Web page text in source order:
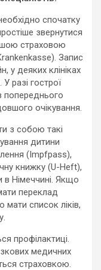
спочатку
звернутися
страховою
Запис
у деяких клініках
разі гострої
попереднього
очікування.
з собою такі
дитини
(Impfpass),
книжку (U-Heft),
Німеччині. Якщо
переклад
список ліків,
профілактиці.
медичних
страховкою.